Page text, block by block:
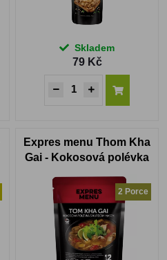
Skladem
79 Kč
Expres menu Thom Kha
Gai - Kokosová polévka
PORCE
2 Porce